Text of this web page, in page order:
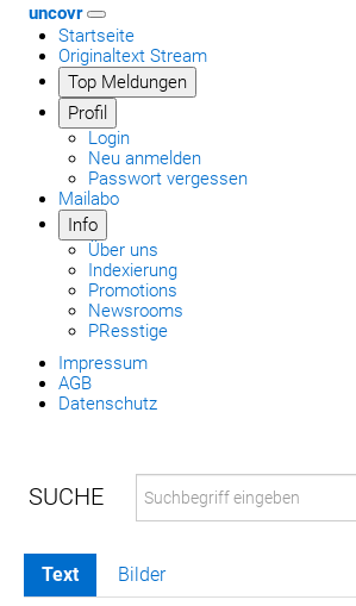
uncovr
Startseite
Originaltext Stream
Top Meldungen
Profil
Login
Neu anmelden
Passwort vergessen
Mailabo
Info
Über uns
Indexierung
Promotions
Newsrooms
PResstige
Impressum
AGB
Datenschutz
Text Bilder